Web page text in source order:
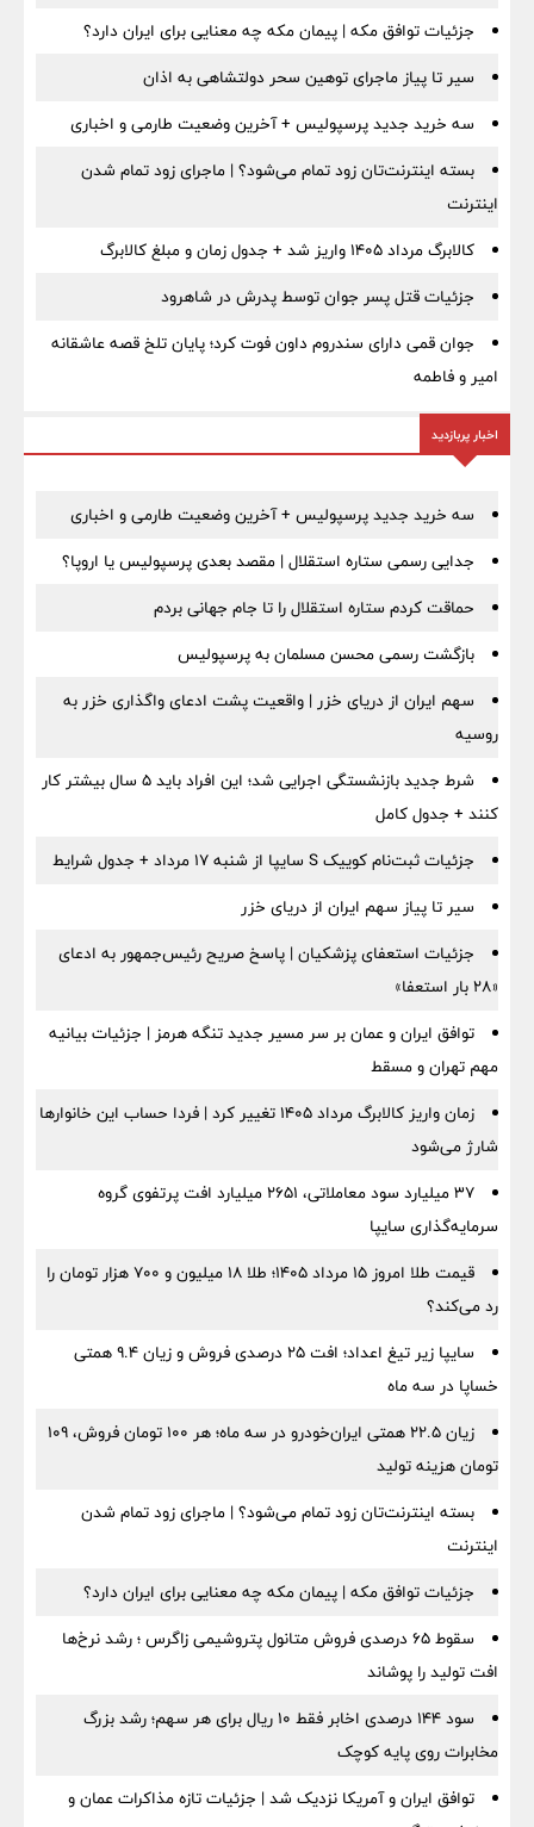
جزئیات توافق مکه | پیمان مکه چه معنایی برای ایران دارد؟
سیر تا پیاز ماجرای توهین سحر دولتشاهی به اذان
سه خرید جدید پرسپولیس + آخرین وضعیت طارمی و اخباری
بسته اینترنت‌تان زود تمام می‌شود؟ | ماجرای زود تمام شدن
اینترنت
کالابرگ مرداد ۱۴۰۵ واریز شد + جدول زمان و مبلغ کالابرگ
جزئیات قتل پسر جوان توسط پدرش در شاهرود
جوان قمی دارای سندروم داون فوت کرد؛ پایان تلخ قصه عاشقانه
امیر و فاطمه
اخبار پربازدید
سه خرید جدید پرسپولیس + آخرین وضعیت طارمی و اخباری
جدایی رسمی ستاره استقلال | مقصد بعدی پرسپولیس یا اروپا؟
حماقت کردم ستاره استقلال را تا جام جهانی بردم
بازگشت رسمی محسن مسلمان به پرسپولیس
سهم ایران از دریای خزر | واقعیت پشت ادعای واگذاری خزر به
روسیه
شرط جدید بازنشستگی اجرایی شد؛ این افراد باید ۵ سال بیشتر کار
کنند + جدول کامل
جزئیات ثبت‌نام کوییک S سایپا از شنبه ۱۷ مرداد + جدول شرایط
سیر تا پیاز سهم ایران از دریای خزر
جزئیات استعفای پزشکیان | پاسخ صریح رئیس‌جمهور به ادعای
«۲۸ بار استعفا»
توافق ایران و عمان بر سر مسیر جدید تنگه هرمز | جزئیات بیانیه
مهم تهران و مسقط
زمان واریز کالابرگ مرداد ۱۴۰۵ تغییر کرد | فردا حساب این خانوارها
شارژ می‌شود
۳۷ میلیارد سود معاملاتی، ۲۶۵۱ میلیارد افت پرتفوی گروه
سرمایه‌گذاری سایپا
قیمت طلا امروز ۱۵ مرداد ۱۴۰۵؛ طلا ۱۸ میلیون و ۷۰۰ هزار تومان را
رد می‌کند؟
سایپا زیر تیغ اعداد؛ افت ۲۵ درصدی فروش و زیان ۹.۴ همتی
خساپا در سه ماه
زیان ۲۲.۵ همتی ایران‌خودرو در سه ماه؛ هر ۱۰۰ تومان فروش، ۱۰۹
تومان هزینه تولید
بسته اینترنت‌تان زود تمام می‌شود؟ | ماجرای زود تمام شدن
اینترنت
جزئیات توافق مکه | پیمان مکه چه معنایی برای ایران دارد؟
سقوط ۶۵ درصدی فروش متانول پتروشیمی زاگرس ؛ رشد نرخ‌ها
افت تولید را پوشاند
سود ۱۴۴ درصدی اخابر فقط ۱۰ ریال برای هر سهم؛ رشد بزرگ
مخابرات روی پایه کوچک
توافق ایران و آمریکا نزدیک شد | جزئیات تازه مذاکرات عمان و